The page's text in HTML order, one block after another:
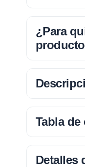
¿Para
Tabla
Detalles